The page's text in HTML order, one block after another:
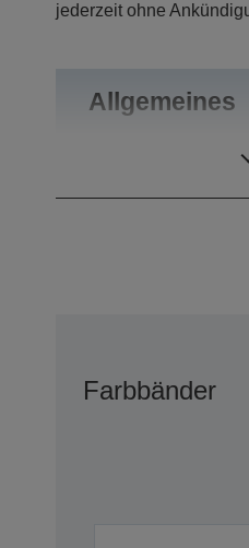
jederzeit ohne
Allgemeines
Farbbänder